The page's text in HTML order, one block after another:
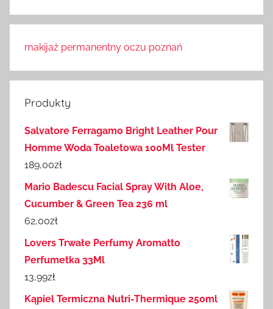
makijaż permanentny oczu poznań
Produkty
Salvatore Ferragamo Bright Leather Pour
Homme Woda Toaletowa 100Ml Tester
189,00zł
Mario Badescu Facial Spray With Aloe,
Cucumber & Green Tea 236 ml
62,00zł
Lovers Trwałe Perfumy Aromatto
Perfumetka 33Ml
13,99zł
Kąpiel Termiczna Nutri-Thermique 250ml